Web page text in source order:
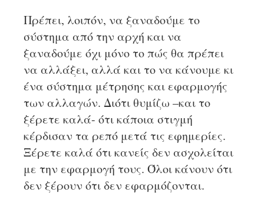
Πρέπει, λοιπόν, να ξαναδούμε το
σύστημα από την αρχή και να
ξαναδούμε όχι μόνο το πώς θα πρέπει
να αλλάξει, αλλά και το να κάνουμε κι
ένα σύστημα μέτρησης και εφαρμογής
των αλλαγών. Διότι θυμίζω –και το
ξέρετε καλά- ότι κάποια στιγμή
κέρδισαν τα ρεπό μετά τις εφημερίες.
Ξέρετε καλά ότι κανείς δεν ασχολείται
με την εφαρμογή τους. Όλοι κάνουν ότι
δεν ξέρουν ότι δεν εφαρμόζονται.